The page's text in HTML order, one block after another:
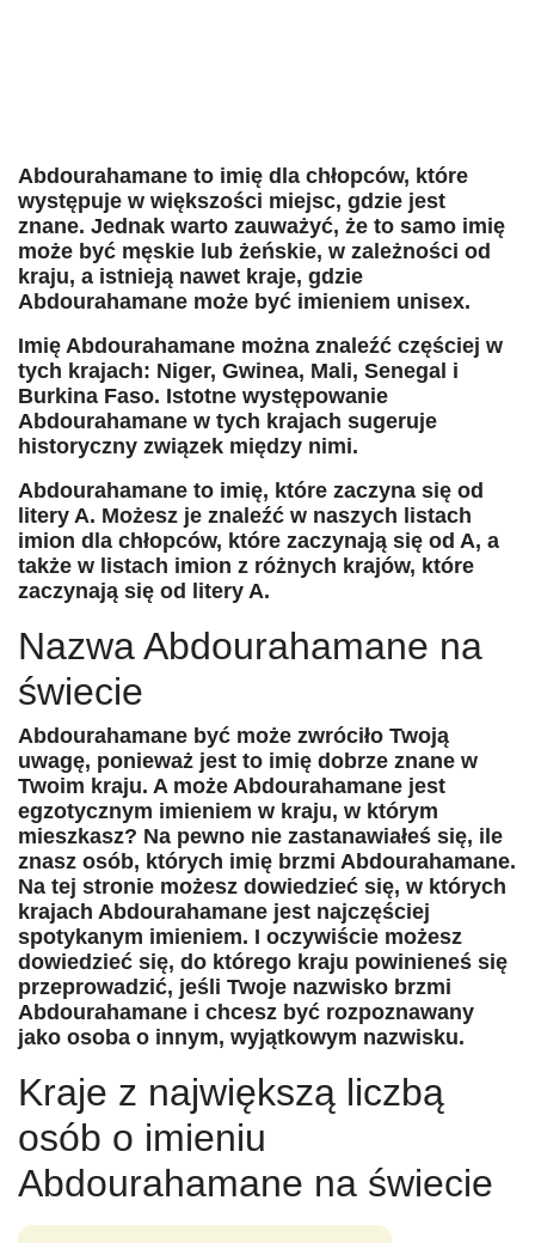
Abdourahamane to imię dla chłopców, które
występuje w większości miejsc, gdzie jest
znane. Jednak warto zauważyć, że to samo imię
może być męskie lub żeńskie, w zależności od
kraju, a istnieją nawet kraje, gdzie
Abdourahamane może być imieniem unisex.
Imię Abdourahamane można znaleźć częściej w
tych krajach: Niger, Gwinea, Mali, Senegal i
Burkina Faso. Istotne występowanie
Abdourahamane w tych krajach sugeruje
historyczny związek między nimi.
Abdourahamane to imię, które zaczyna się od
litery A. Możesz je znaleźć w naszych listach
imion dla chłopców, które zaczynają się od A, a
także w listach imion z różnych krajów, które
zaczynają się od litery A.
Nazwa Abdourahamane na
świecie
Abdourahamane być może zwróciło Twoją
uwagę, ponieważ jest to imię dobrze znane w
Twoim kraju. A może Abdourahamane jest
egzotycznym imieniem w kraju, w którym
mieszkasz? Na pewno nie zastanawiałeś się, ile
znasz osób, których imię brzmi Abdourahamane.
Na tej stronie możesz dowiedzieć się, w których
krajach Abdourahamane jest najczęściej
spotykanym imieniem. I oczywiście możesz
dowiedzieć się, do którego kraju powinieneś się
przeprowadzić, jeśli Twoje nazwisko brzmi
Abdourahamane i chcesz być rozpoznawany
jako osoba o innym, wyjątkowym nazwisku.
Kraje z największą liczbą
osób o imieniu
Abdourahamane na świecie